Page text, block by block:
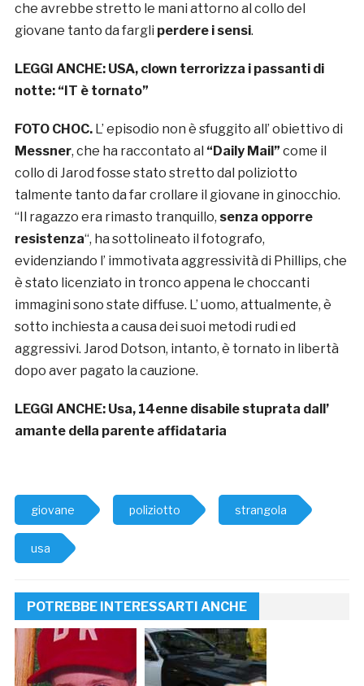
che avrebbe stretto le mani attorno al collo del
giovane tanto da fargli perdere i sensi.
LEGGI ANCHE:USA, clown terrorizza i passanti di
notte: “IT è tornato”
FOTO CHOC.L’ episodio non è sfuggito all’ obiettivo di
Messner, che ha raccontato al “Daily Mail” come il
collo di Jarod fosse stato stretto dal poliziotto
talmente tanto da far crollare il giovane in ginocchio.
“Il ragazzo era rimasto tranquillo, senza opporre
resistenza“, ha sottolineato il fotografo,
evidenziando l’ immotivata aggressività di Phillips, che
è stato licenziato in tronco appena le choccanti
immagini sono state diffuse. L’ uomo, attualmente, è
sotto inchiesta a causa dei suoi metodi rudi ed
aggressivi. Jarod Dotson, intanto, è tornato in libertà
dopo aver pagato la cauzione.
LEGGI ANCHE: Usa, 14enne disabile stuprata dall’
amante della parente affidataria
giovane poliziotto strangola
usa
POTREBBE INTERESSARTI ANCHE